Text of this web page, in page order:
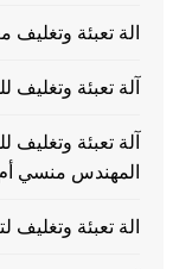
الة تعبئة وتغليف
آلة تعبئة
آلة تعبئة
المهندس منسي
الة تعبئة وتغليف